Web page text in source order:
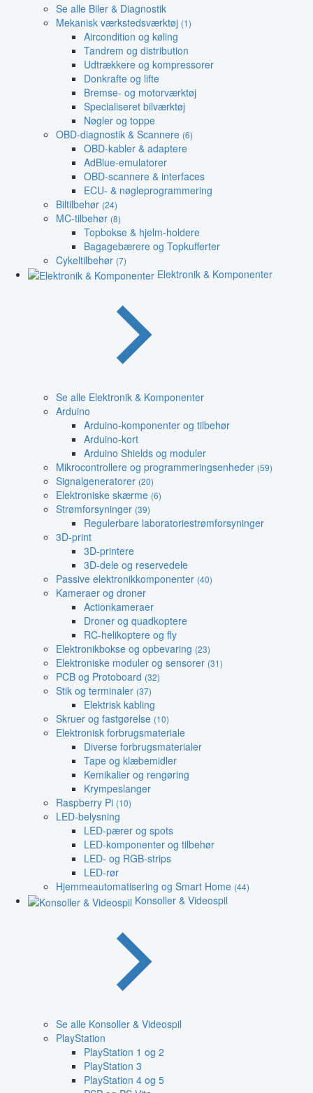
Se alle Biler & Diagnostik
Mekanisk værkstedsværktøj (1)
Aircondition og køling
Tandrem og distribution
Udtrækkere og kompressorer
Donkrafte og lifte
Bremse- og motorværktøj
Specialiseret bilværktøj
Nøgler og toppe
OBD-diagnostik & Scannere (6)
OBD-kabler & adaptere
AdBlue-emulatorer
OBD-scannere & interfaces
ECU- & nøgleprogrammering
Biltilbehør (24)
MC-tilbehør (8)
Topbokse & hjelm-holdere
Bagagebærere og Topkufferter
Cykeltilbehør (7)
Elektronik & Komponenter
Se alle Elektronik & Komponenter
Arduino
Arduino-komponenter og tilbehør
Arduino-kort
Arduino Shields og moduler
Mikrocontrollere og programmeringsenheder (59)
Signalgeneratorer (20)
Elektroniske skærme (6)
Strømforsyninger (39)
Regulerbare laboratoriestrømforsyninger
3D-print
3D-printere
3D-dele og reservedele
Passive elektronikkomponenter (40)
Kameraer og droner
Actionkameraer
Droner og quadkoptere
RC-helikoptere og fly
Elektronikbokse og opbevaring (23)
Elektroniske moduler og sensorer (31)
PCB og Protoboard (32)
Stik og terminaler (37)
Elektrisk kabling
Skruer og fastgørelse (10)
Elektronisk forbrugsmateriale
Diverse forbrugsmaterialer
Tape og klæbemidler
Kemikalier og rengøring
Krympeslanger
Raspberry Pi (10)
LED-belysning
LED-pærer og spots
LED-komponenter og tilbehør
LED- og RGB-strips
LED-rør
Hjemmeautomatisering og Smart Home (44)
Konsoller & Videospil
Se alle Konsoller & Videospil
PlayStation
PlayStation 1 og 2
PlayStation 3
PlayStation 4 og 5